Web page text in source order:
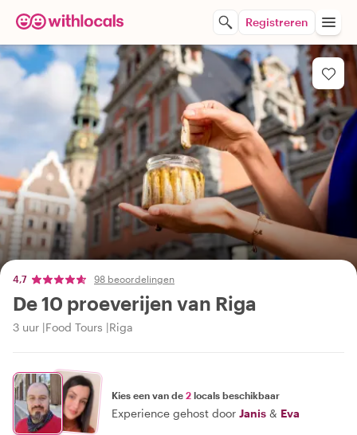
Registreren
4,7 98 beoordelingen
De 10 proeverijen van Riga
3 uur Food Tours Riga
Kies een van de 2 locals beschikbaar
Experience gehost door Janis & Eva